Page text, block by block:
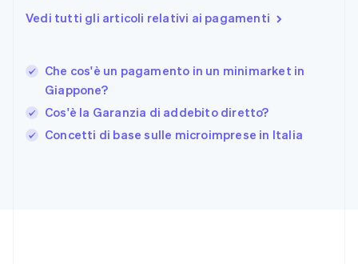
Vedi tutti gli articoli relativi ai pagamenti
Che cos'è un pagamento in un minimarket in
Giappone?
Cos'è la Garanzia di addebito diretto?
Concetti di base sulle microimprese in Italia
DeutschEnglish
Gibilterra
Grecia
English
India